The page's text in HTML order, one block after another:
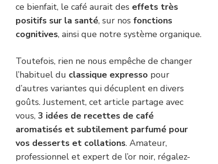
ce bienfait, le café aurait des effets très
positifs sur la santé, sur nos fonctions
cognitives, ainsi que notre système organique.
Toutefois, rien ne nous empêche de changer
l’habituel du classique expresso pour
d’autres variantes qui décuplent en divers
goûts. Justement, cet article partage avec
vous, 3 idées de recettes de café
aromatisés et subtilement parfumé pour
vos desserts et collations. Amateur,
professionnel et expert de l’or noir, régalez-